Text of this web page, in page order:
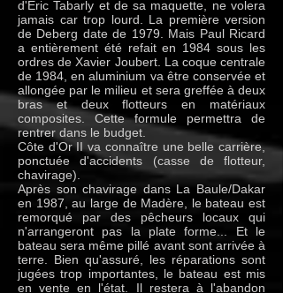
d'Eric Tabarly et de sa maquette, ne volera
jamais car trop lourd. La première version
de Deberg date de 1979. Mais Paul Ricard
a entièrement été refait en 1984 sous les
ordres de Xavier Joubert. La coque centrale
de 1984, en aluminium va être conservée et
allongée par le milieu et sera greffée à deux
bras et deux flotteurs en matériaux
composites. Cette formule permettra de
rentrer dans le budget.
Côte d'Or II va connaître une belle carrière,
ponctuée d'accidents (casse de flotteur,
chavirage).
Après son chavirage dans La Baule/Dakar
en 1987, au large de Madère, le bateau est
remorqué par des pêcheurs locaux qui
n'arrangeront pas la plate forme... Et le
bateau sera même pillé avant sont arrivée à
terre. Bien qu'assuré, les réparations sont
jugées trop importantes, le bateau est mis
en vente en l'état. Il restera à l'abandon